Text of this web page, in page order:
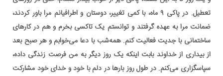
تعطیل. در پاکی ۹ ماه، با کمی تغییر، دوستان و اطرافیانم مرا باور کردند،
ضمانت مرا به عهده گرفتند و توانستم یک تاکسی بخرم و هم در کارهای
ساختمانی با جدیت فعالیت کنم. همه‌شب با دعا می‌خوابم و هر صبح بعد
از بیداری از خداوند بابت اینکه یک روز دیگر به من فرصت زندگی داده،
سپاسگزاری می‌کنم. در طول روز بارها در دلم با خود و خدای خود مشارکت